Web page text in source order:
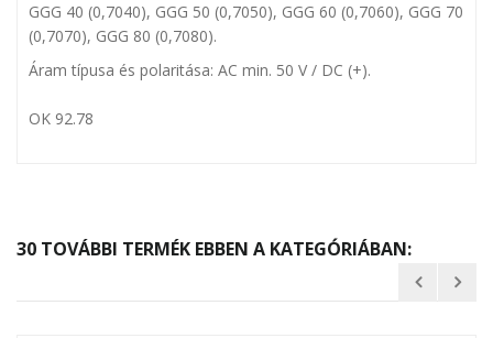
GGG 40 (0,7040), GGG 50 (0,7050), GGG 60 (0,7060), GGG 70
(0,7070), GGG 80 (0,7080).
Áram típusa és polaritása: AC min. 50 V / DC (+).
OK 92.78
30 TOVÁBBI TERMÉK EBBEN A KATEGÓRIÁBAN: